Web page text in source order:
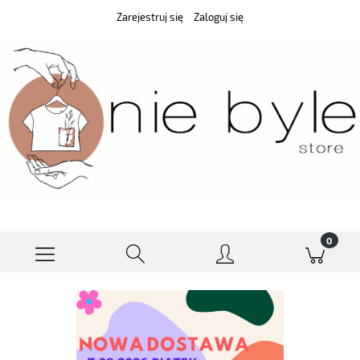
Zarejestruj się Zaloguj się